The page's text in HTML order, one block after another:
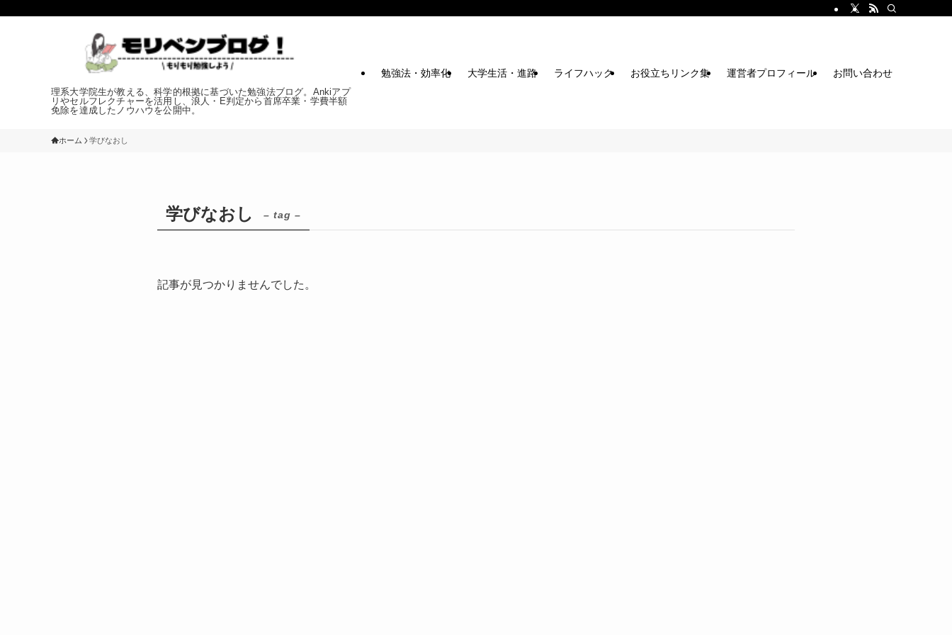
理系大学院生が教える、科学的根拠に基づいた勉強法ブログ。Ankiアプ
リやセルフレクチャーを活用し、浪人・E判定から首席卒業・学費半額
免除を達成したノウハウを公開中。
勉強法・効率化 大学生活・進路 ライフハック お役立ちリンク集 運営者プロフィール お問い合わせ
ホーム 学びなおし
学びなおし – tag –
記事が見つかりませんでした。